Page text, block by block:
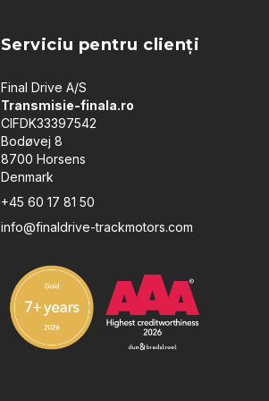
Serviciu pentru clienți
Final Drive A/S
Transmisie-finala.ro
CIFDK33397542
Bodøvej 8
8700 Horsens
Denmark
+45 60 17 81 50
info@finaldrive-trackmotors.com